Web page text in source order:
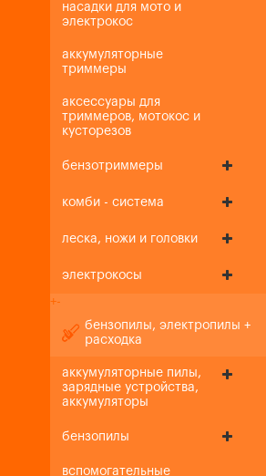
насадки для мото и
электрокос
аккумуляторные
триммеры
аксессуары для
триммеров, мотокос и
кусторезов
бензотриммеры
комби - система
леска, ножи и головки
электрокосы
+-
бензопилы, электропилы +
расходка
аккумуляторные пилы,
зарядные устройства,
аккумуляторы
бензопилы
вспомогательные